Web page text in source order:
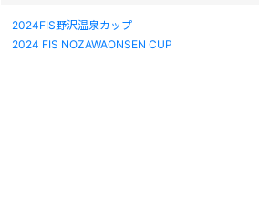
2024FIS野沢温泉カップ
2024 FIS NOZAWAONSEN CUP